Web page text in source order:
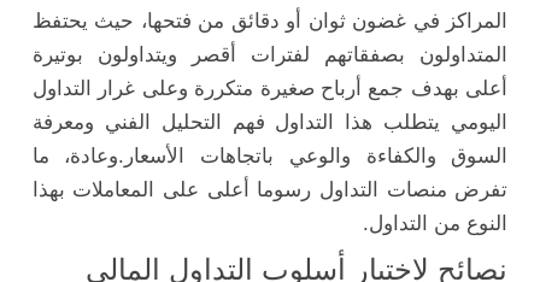
المراكز في غضون ثوان أو دقائق من فتحها، حيث يحتفظ
المتداولون بصفقاتهم لفترات أقصر ويتداولون بوتيرة
أعلى بهدف جمع أرباح صغيرة متكررة وعلى غرار التداول
اليومي يتطلب هذا التداول فهم التحليل الفني ومعرفة
السوق والكفاءة والوعي باتجاهات الأسعار.وعادة، ما
تفرض منصات التداول رسوما أعلى على المعاملات بهذا
النوع من التداول.
نصائح لاختيار أسلوب التداول المالي